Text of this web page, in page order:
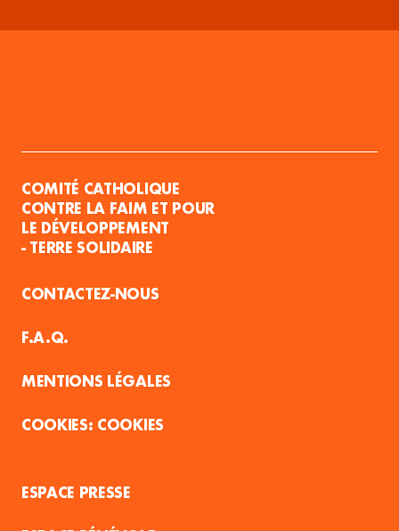
COMITÉ CATHOLIQUE
CONTRE LA FAIM ET POUR
LE DÉVELOPPEMENT
- TERRE SOLIDAIRE
CONTACTEZ-NOUS
F.A.Q.
MENTIONS LÉGALES
COOKIES
ESPACE PRESSE